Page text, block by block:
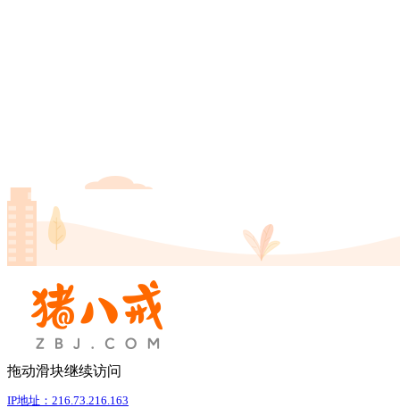
拖动滑块继续访问
IP地址：216.73.216.163